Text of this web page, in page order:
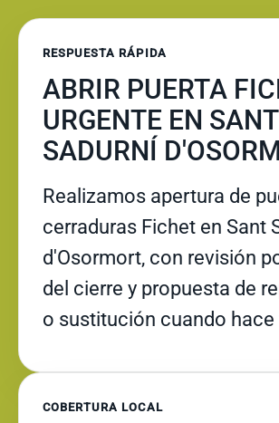
RESPUESTA RÁPIDA
ABRIR PUERTA
URGENTE EN SANT
SADURNÍ
Realizamos apertura de
cerraduras Fichet en Sant
d'Osormort, con revisión
del cierre y propuesta de
o sustitución cuando hace
COBERTURA LOCAL